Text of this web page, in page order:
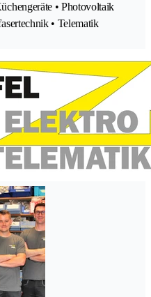
• Photovoltaik
• Telematik